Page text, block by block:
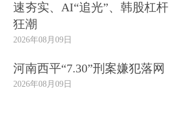
速夯实、AI“追光”、韩股杠杆
狂潮
2026年08月09日
河南西平“7.30”刑案嫌犯落网
2026年08月09日